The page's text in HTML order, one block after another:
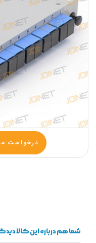
درخواست
شما هم درباره این کالا